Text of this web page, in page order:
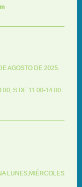
AGOSTO DE 2025.
S DE 11:00-14:00.
LUNES,MIÉRCOLES